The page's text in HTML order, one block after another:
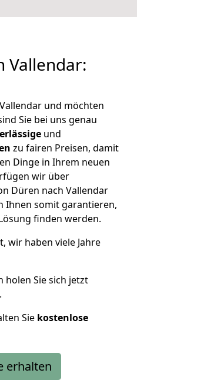
Vallendar:
und möchten
Sie bei uns genau
und
zu fairen Preisen, damit
Dinge in Ihrem neuen
wir über
Düren nach Vallendar
Ihnen somit garantieren,
finden werden.
wir haben viele Jahre
holen Sie sich jetzt
Sie kostenlose
erhalten